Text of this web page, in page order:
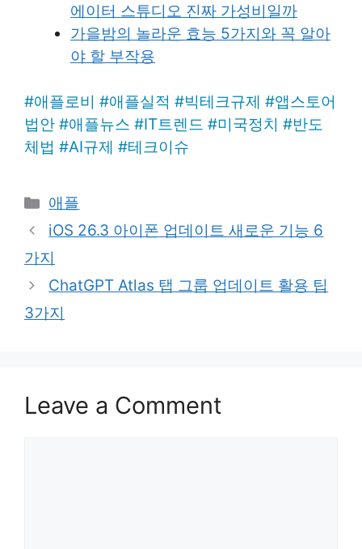
에이터 스튜디오 진짜 가성비일까
가을밤의 놀라운 효능 5가지와 꼭 알아
야 할 부작용
#애플로비 #애플실적 #빅테크규제 #앱스토어
법안 #애플뉴스 #IT트렌드 #미국정치 #반도
체법 #AI규제 #테크이슈
Categories
애플
iOS 26.3 아이폰 업데이트 새로운 기능 6
가지
ChatGPT Atlas 탭 그룹 업데이트 활용 팁
3가지
Leave a Comment